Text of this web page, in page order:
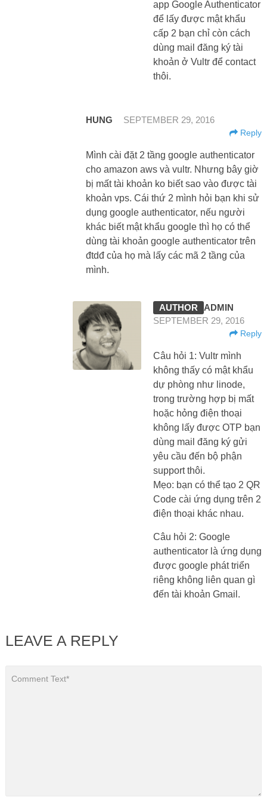
app Google Authenticator
để lấy được mật khẩu
cấp 2 bạn chỉ còn cách
dùng mail đăng ký tài
khoản ở Vultr để contact
thôi.
HUNG SEPTEMBER 29, 2016
Reply
Mình cài đặt 2 tầng google authenticator
cho amazon aws và vultr. Nhưng bây giờ
bị mất tài khoản ko biết sao vào được tài
khoản vps. Cái thứ 2 mình hỏi bạn khi sử
dụng google authenticator, nếu người
khác biết mật khẩu google thì họ có thể
dùng tài khoản google authenticator trên
đtdđ của họ mà lấy các mã 2 tầng của
mình.
ADMIN
SEPTEMBER 29, 2016
Reply
Câu hỏi 1: Vultr mình
không thấy có mật khẩu
dự phòng như linode,
trong trường hợp bị mất
hoặc hỏng điện thoại
không lấy được OTP bạn
dùng mail đăng ký gửi
yêu cầu đến bộ phận
support thôi.
Mẹo: bạn có thể tạo 2 QR
Code cài ứng dụng trên 2
điện thoại khác nhau.
Câu hỏi 2: Google
authenticator là ứng dụng
được google phát triển
riêng không liên quan gì
đến tài khoản Gmail.
LEAVE A REPLY